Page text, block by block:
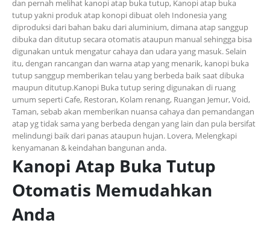
dan pernah melihat kanopi atap buka tutup, Kanopi atap buka
tutup yakni produk atap konopi dibuat oleh Indonesia yang
diproduksi dari bahan baku dari aluminium, dimana atap sanggup
dibuka dan ditutup secara otomatis ataupun manual sehingga bisa
digunakan untuk mengatur cahaya dan udara yang masuk. Selain
itu, dengan rancangan dan warna atap yang menarik, kanopi buka
tutup sanggup memberikan telau yang berbeda baik saat dibuka
maupun ditutup.Kanopi Buka tutup sering digunakan di ruang
umum seperti Cafe, Restoran, Kolam renang, Ruangan Jemur, Void,
Taman,sebabakan memberikan nuansa cahayadan pemandangan
atapygtidak sama yang berbeda dengan yang lain dan pula bersifat
melindungi baik dari panasataupun hujan. Lovera, Melengkapi
kenyamanan & keindahan bangunan anda.
Kanopi Atap Buka Tutup
Otomatis Memudahkan
Anda